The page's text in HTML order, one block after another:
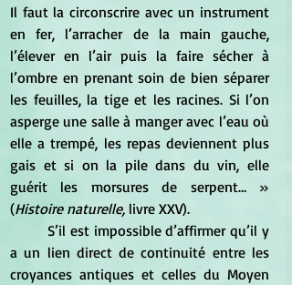
Il faut la circonscrire avec un instrument
en fer, l’arracher de la main gauche,
l’élever en l’air puis la faire sécher à
l’ombre en prenant soin de bien séparer
les feuilles, la tige et les racines. Si l’on
asperge une salle à manger avec l’eau où
elle a trempé, les repas deviennent plus
gais et si on la pile dans du vin, elle
guérit les morsures de serpent… »
(Histoire naturelle, livre XXV).
a un lien direct de continuité entre les
croyances antiques et celles du Moyen